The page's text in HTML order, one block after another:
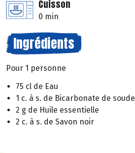
Cuisson
0 min
Ingrédients
Pour 1 personne
75 cl de Eau
1 c. à s. de Bicarbonate de soude
2 g de Huile essentielle
2 c. à s. de Savon noir